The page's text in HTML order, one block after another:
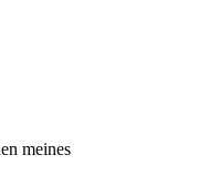
meines